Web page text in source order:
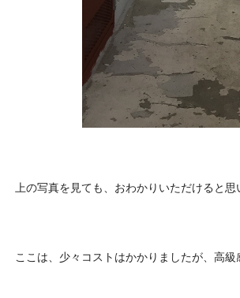
上の写真を見ても、おわかりいただけると
ここは、少々コストはかかりましたが、高